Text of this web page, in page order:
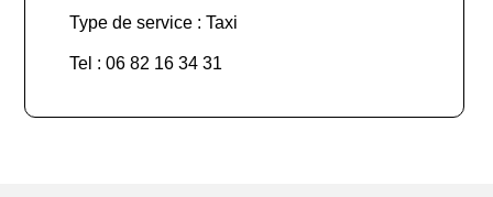
Type de service : Taxi
Tel : 06 82 16 34 31